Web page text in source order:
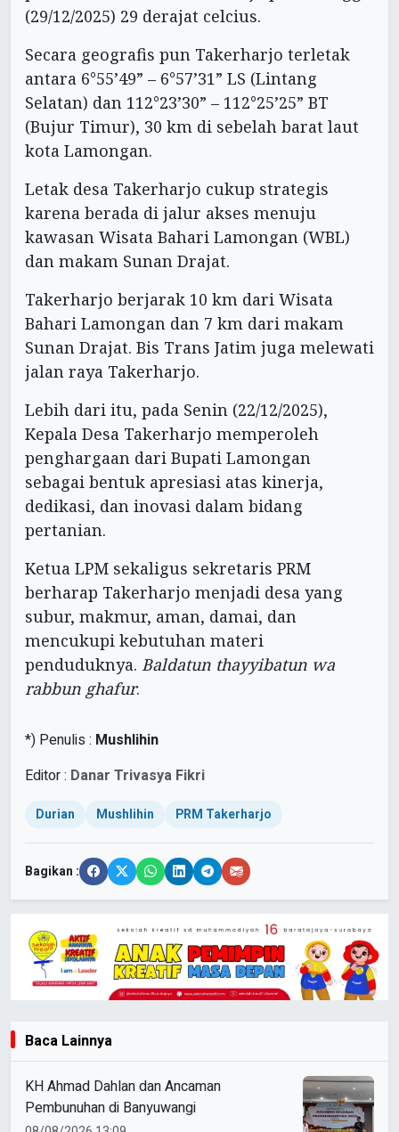
(29/12/2025) 29 derajat celcius.
Secara geografis pun Takerharjo terletak
antara 6°55’49” – 6°57’31” LS (Lintang
Selatan) dan 112°23’30” – 112°25’25” BT
(Bujur Timur), 30 km di sebelah barat laut
kota Lamongan.
Letak desa Takerharjo cukup strategis
karena berada di jalur akses menuju
kawasan Wisata Bahari Lamongan (WBL)
dan makam Sunan Drajat.
Takerharjo berjarak 10 km dari Wisata
Bahari Lamongan dan 7 km dari makam
Sunan Drajat. Bis Trans Jatim juga melewati
jalan raya Takerharjo.
Lebih dari itu, pada Senin (22/12/2025),
Kepala Desa Takerharjo memperoleh
penghargaan dari Bupati Lamongan
sebagai bentuk apresiasi atas kinerja,
dedikasi, dan inovasi dalam bidang
pertanian.
Ketua LPM sekaligus sekretaris PRM
berharap Takerharjo menjadi desa yang
subur, makmur, aman, damai, dan
mencukupi kebutuhan materi
penduduknya. Baldatun thayyibatun wa
rabbun ghafur.
*) Penulis : Mushlihin
Editor : Danar Trivasya Fikri
Durian Mushlihin PRM Takerharjo
Bagikan :
Baca Lainnya
KH Ahmad Dahlan dan Ancaman
Pembunuhan di Banyuwangi